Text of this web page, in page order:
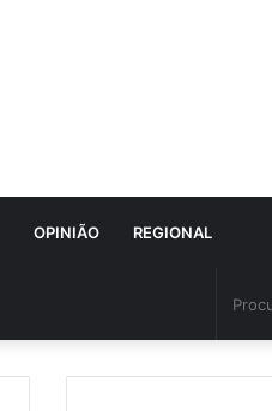
OPINIÃO REGIONAL